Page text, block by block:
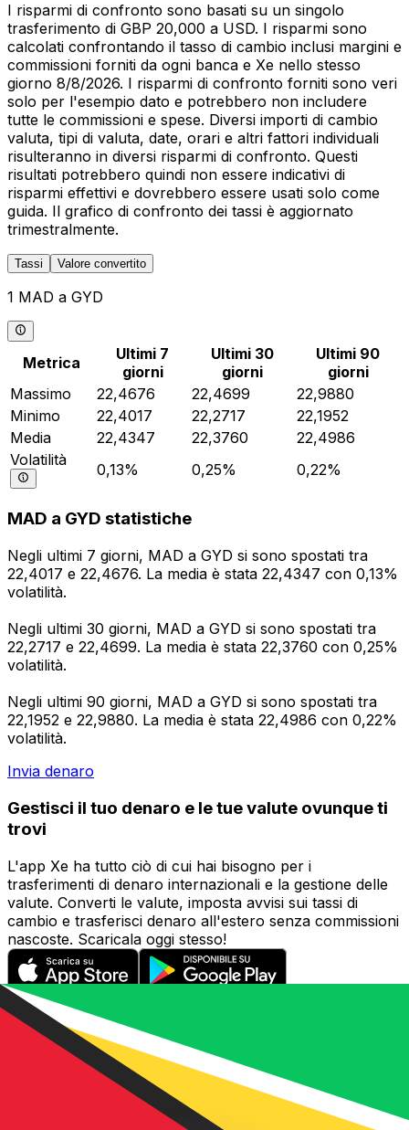
I risparmi di confronto sono basati su un singolo
trasferimento di GBP 20,000 a USD. I risparmi sono
calcolati confrontando il tasso di cambio inclusi margini e
commissioni forniti da ogni banca e Xe nello stesso
giorno 8/8/2026. I risparmi di confronto forniti sono veri
solo per l'esempio dato e potrebbero non includere
tutte le commissioni e spese. Diversi importi di cambio
valuta, tipi di valuta, date, orari e altri fattori individuali
risulteranno in diversi risparmi di confronto. Questi
risultati potrebbero quindi non essere indicativi di
risparmi effettivi e dovrebbero essere usati solo come
guida. Il grafico di confronto dei tassi è aggiornato
trimestralmente.
Tassi Valore convertito
1 MAD a GYD
Metrica
Ultimi 7
giorni
Ultimi 30
giorni
Ultimi 90
giorni
Massimo
22,4676 22,4699
22,9880
Minimo
22,4017 22,2717
22,1952
Media
22,4347 22,3760
22,4986
Volatilità
0,13% 0,25% 0,22%
MAD a GYD statistiche
Negli ultimi 7 giorni, MAD a GYD si sono spostati tra
22,4017 e 22,4676. La media è stata 22,4347 con 0,13%
volatilità.
Negli ultimi 30 giorni, MAD a GYD si sono spostati tra
22,2717 e 22,4699. La media è stata 22,3760 con 0,25%
volatilità.
Negli ultimi 90 giorni, MAD a GYD si sono spostati tra
22,1952 e 22,9880. La media è stata 22,4986 con 0,22%
volatilità.
Invia denaro
Gestisci il tuo denaro e le tue valute ovunque ti
trovi
L'app Xe ha tutto ciò di cui hai bisogno per i
trasferimenti di denaro internazionali e la gestione delle
valute. Converti le valute, imposta avvisi sui tassi di
cambio e trasferisci denaro all'estero senza commissioni
nascoste. Scaricala oggi stesso!